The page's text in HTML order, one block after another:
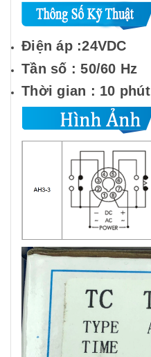
Điện áp :24VDC
Tần số : 50/60 Hz
Thời gian : 10 phút